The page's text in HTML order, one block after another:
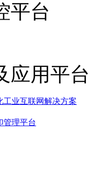
平台
应用平台
工业互联网解决方案
管理平台